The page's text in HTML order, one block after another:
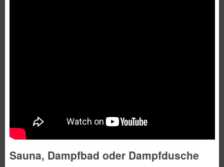
Sauna, Dampfbad oder Dampfdusche